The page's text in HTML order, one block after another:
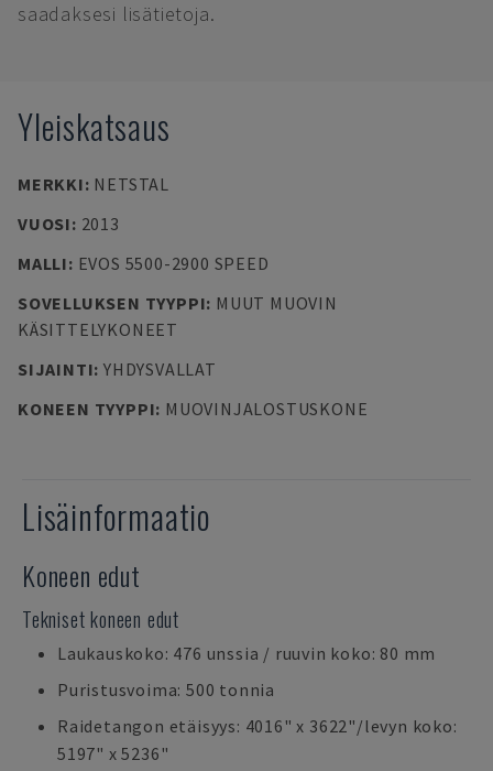
saadaksesi lisätietoja.
Yleiskatsaus
MERKKI: NETSTAL
VUOSI: 2013
MALLI: EVOS 5500-2900 SPEED
SOVELLUKSEN TYYPPI: MUUT MUOVIN
KÄSITTELYKONEET
SIJAINTI: YHDYSVALLAT
KONEEN TYYPPI: MUOVINJALOSTUSKONE
Lisäinformaatio
Koneen edut
Tekniset koneen edut
Laukauskoko: 476 unssia / ruuvin koko: 80 mm
Puristusvoima: 500 tonnia
Raidetangon etäisyys: 4016" x 3622"/levyn koko:
5197" x 5236"